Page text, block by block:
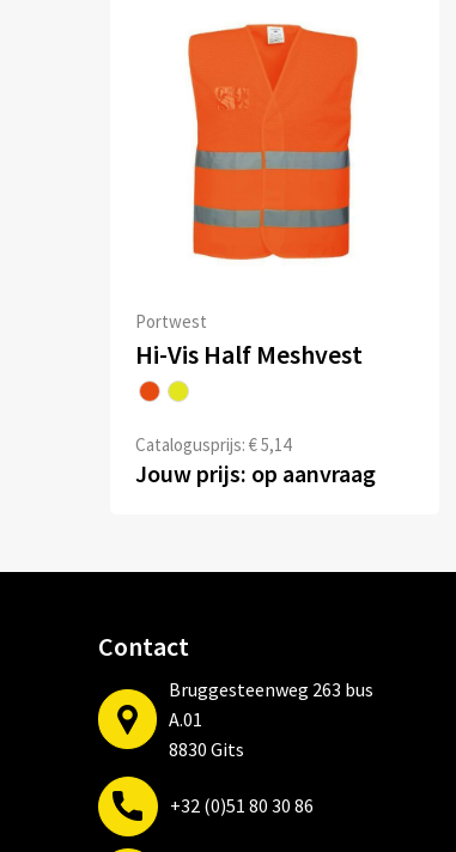
Portwest
Hi-Vis Half Meshvest
Catalogusprijs: € 5,14
Jouw prijs: op aanvraag
Contact
Bruggesteenweg 263 bus
A.01
8830 Gits
+32 (0)51 80 30 86